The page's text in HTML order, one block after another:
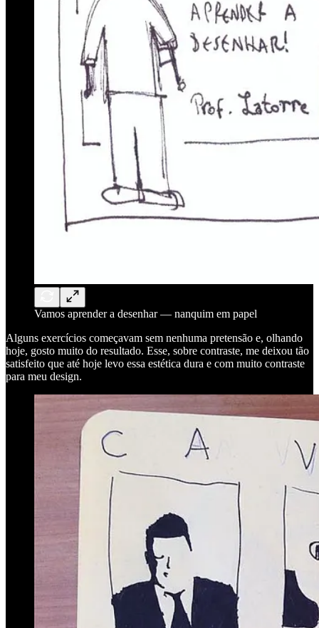
Vamos aprender a desenhar — nanquim em papel
Alguns exercícios começavam sem nenhuma pretensão e, olhando
hoje, gosto muito do resultado. Esse, sobre contraste, me deixou tão
satisfeito que até hoje levo essa estética dura e com muito contraste
para meu design.